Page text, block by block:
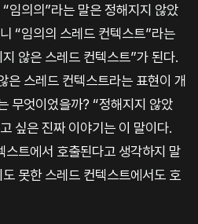
임의의”라는 말은 정해지지 않았
“임의의 스레드 컨텍스트”라는
않은 스레드 컨텍스트”가 된다.
은 스레드 컨텍스트라는 표현이 개
무엇이었을까? “정해지지 않았
싶은 진짜 이야기는 이 말이다.
스트에서 호출된다고 생각하지 말
못한 스레드 컨텍스트에서도 호